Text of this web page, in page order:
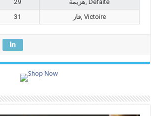
29
هزيمة, Défaite
31 فاز, Victoire